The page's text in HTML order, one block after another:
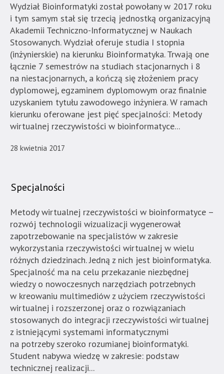
Wydział Bioinformatyki został powołany w 2017 roku
i tym samym stał się trzecią jednostką organizacyjną
Akademii Techniczno-Informatycznej w Naukach
Stosowanych. Wydział oferuje studia I stopnia
(inżynierskie) na kierunku Bioinformatyka. Trwają one
łącznie 7 semestrów na studiach stacjonarnych i 8
na niestacjonarnych, a kończą się złożeniem pracy
dyplomowej, egzaminem dyplomowym oraz finalnie
uzyskaniem tytułu zawodowego inżyniera. W ramach
kierunku oferowane jest pięć specjalności: Metody
wirtualnej rzeczywistości w bioinformatyce...
28 kwietnia 2017
Specjalności
Metody wirtualnej rzeczywistości w bioinformatyce –
rozwój technologii wizualizacji wygenerował
zapotrzebowanie na specjalistów w zakresie
wykorzystania rzeczywistości wirtualnej w wielu
różnych dziedzinach. Jedną z nich jest bioinformatyka.
Specjalność ma na celu przekazanie niezbędnej
wiedzy o nowoczesnych narzędziach potrzebnych
w kreowaniu multimediów z użyciem rzeczywistości
wirtualnej i rozszerzonej oraz o rozwiązaniach
stosowanych do integracji rzeczywistości wirtualnej
z istniejącymi systemami informatycznymi
na potrzeby szeroko rozumianej bioinformatyki.
Student nabywa wiedzę w zakresie: podstaw
technicznej realizacji...